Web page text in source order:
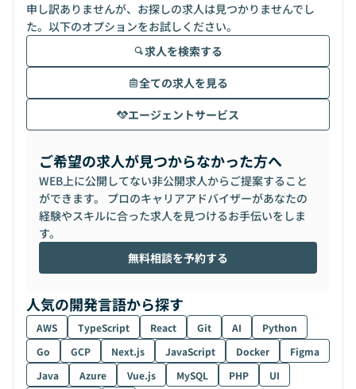
申し訳ありませんが、お探しの求人は見つかりませんでし
た。以下のオプションをお試しください。
求人を検索する
全ての求人を見る
エージェントサービス
ご希望の求人が見つからなかった方へ
WEB上に公開してない非公開求人からご提案すること
ができます。 プロのキャリアアドバイザーがあなたの
経験やスキルに合った求人を見つけるお手伝いをしま
す。
無料相談を予約する
人気の開発言語から探す
AWS TypeScript React Git AI
Python
Go
GCP Next.js JavaScript Docker
Figma
Java
Azure Vue.js MySQL PHP
UI